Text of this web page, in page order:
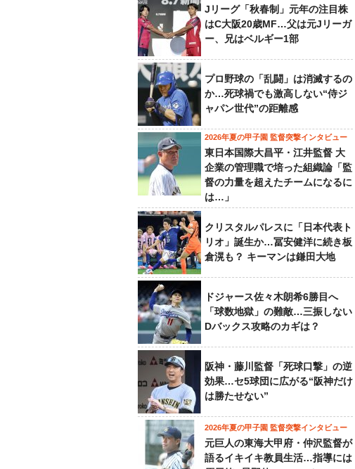
Jリーグ「秋春制」元年の注目株
はC大阪20歳MF…父は元Jリーガ
ー、兄はベルギー1部
プロ野球の「乱闘」は消滅するの
か…死球禍でも激高しない“侍ジ
ャパン世代”の距離感
2026年夏の甲子園 監督突撃インタビュー
東日本国際大昌平・江井監督 大
企業の管理職で培った組織論「監
督の力量を超えたチームになるに
は…」
クリスタルパレスに「日本代表ト
リオ」誕生か…冨安健洋に続き板
倉滉も？ キーマンは鎌田大地
ドジャース佐々木朗希6勝目へ
「球数地獄」の難敵…三振しない
Dバックス攻略のカギは？
阪神・藤川監督「死球口撃」の逆
効果…セ5球団に広がる“阪神だけ
は勝たせない”
2026年夏の甲子園 監督突撃インタビュー
元巨人の東海大甲府・仲沢監督が
語るイキイキ教員生活…指導には